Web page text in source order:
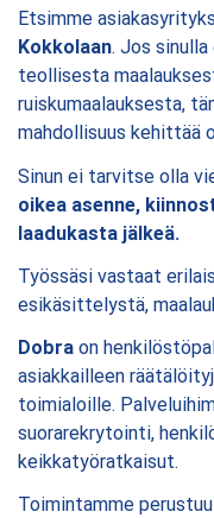
Etsimme
Kokkolaan. Jos sinulla
teollisesta
ruiskumaalauksesta,
mahdollisuus kehittää
Sinun ei tarvitse olla
oikea asenne,
laadukasta jälkeä.
Työssäsi vastaat
esikäsittelystä,
Dobra on
asiakkailleen
toimialoille.
suorarekrytointi,
keikkatyöratkaisut.
Toimintamme